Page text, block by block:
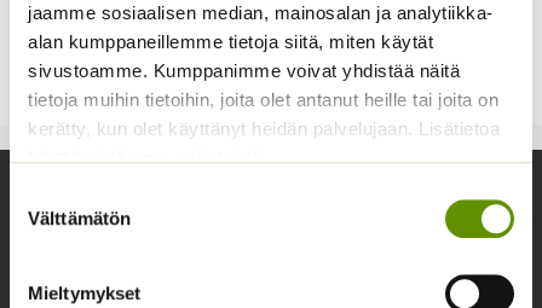
jaamme sosiaalisen median, mainosalan ja analytiikka-
alan kumppaneillemme tietoja siitä, miten käytät
sivustoamme. Kumppanimme voivat yhdistää näitä
tietoja muihin tietoihin, joita olet antanut heille tai joita on
kerätty, kun olet käyttänyt heidän palvelujaan. Lisätietoa
käyttämistämme evästeistä
valinta
Välttämätön
Mieltymykset
Festuca valesiaca
4,70€ – 15,00€Hintaluokka:
4,70 €
-
15,00 €
arvonlisäveron
Yhteystiedot
02 631 9700